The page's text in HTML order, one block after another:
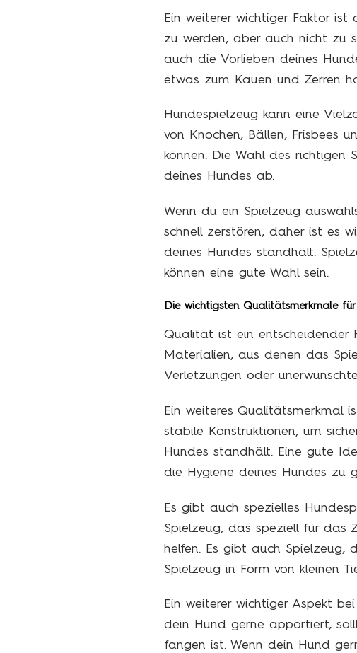
Ein weiterer wichtiger Faktor ist
zu werden, aber auch nicht zu
auch die Vorlieben deines
etwas zum Kauen und Zerren
Hundespielzeug kann eine
von Knochen, Bällen, Frisbees
können. Die Wahl des richtigen
deines Hundes ab.
Wenn du ein Spielzeug
schnell zerstören, daher ist es
deines Hundes standhält.
können eine gute Wahl sein.
Die wichtigsten Qualitätsmerkmale für
Qualität ist ein entscheidender
Materialien, aus denen das
Verletzungen oder
Ein weiteres Qualitätsmerkmal
stabile Konstruktionen, um
Hundes standhält. Eine gute
die Hygiene deines Hundes zu
Es gibt auch spezielles
Spielzeug, das speziell für das
helfen. Es gibt auch Spielzeug,
Spielzeug in Form von kleinen
Ein weiterer wichtiger Aspekt
dein Hund gerne apportiert,
fangen ist. Wenn dein Hund